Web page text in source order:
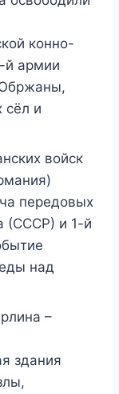
конно-
й армии
сёл и
войск
передовых
(СССР) и 1-й
над
–
здания